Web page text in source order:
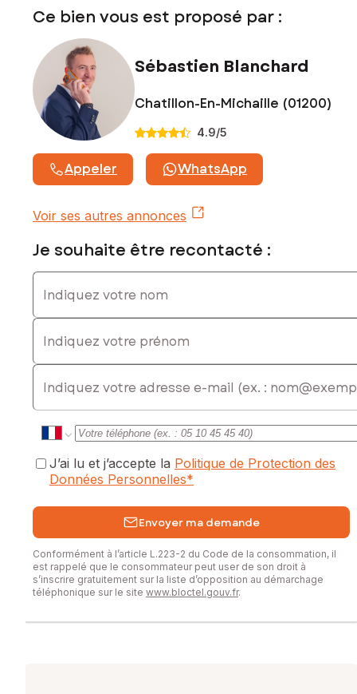
Prix de vente : 192 000 €
Honoraires charge vendeur
Contactez votre conseiller SAFTI : Sébastien BLANCHARD,
Tél. : 0630719099, E-mail : sebastien.blanchard@safti.fr - EI
- Agent commercial immatriculé au RSAC de Bourg-en-
Bresse sous le numéro 903 225 084
Ce bien vous est proposé par :
Sébastien Blanchard
Chatillon-En-Michaille (01200)
4.9/5
Appeler WhatsApp
Voir ses autres annonces
Je souhaite être recontacté :
Indiquez votre nom
Indiquez votre prénom
E-mail
J’ai lu et j’accepte la Politique de Protection des
Données Personnelles*
Envoyer ma demande
Conformément à l’article L.223-2 du Code de la consommation, il
est rappelé que le consommateur peut user de son droit à
s’inscrire gratuitement sur la liste d’opposition au démarchage
téléphonique sur le site www.bloctel.gouv.fr.